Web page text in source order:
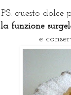
PS: questo dolce
la funzione
e